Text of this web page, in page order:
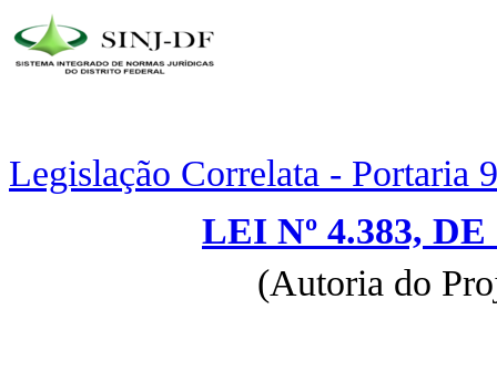
Legislação Correlata - Portaria
LEI Nº 4.383,
(Autoria do